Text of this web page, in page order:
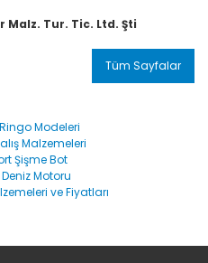
Malz. Tur. Tic. Ltd. Şti
Tüm Sayfalar